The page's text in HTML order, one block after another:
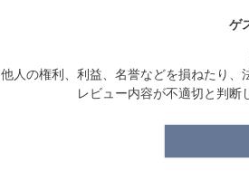
ゲ
他人の権利、利益、名誉などを損ねたり、
レビュー内容が不適切と判断